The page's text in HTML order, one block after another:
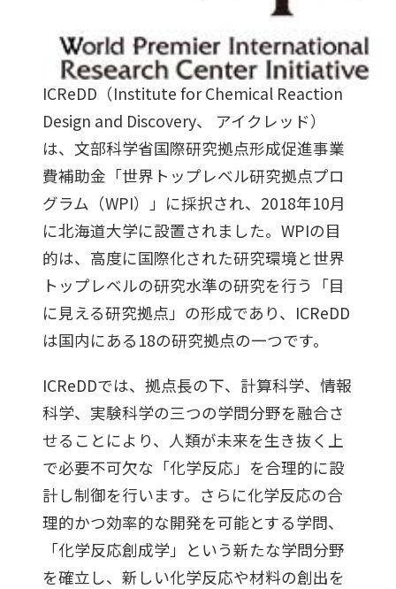
ICReDD（Institute for Chemical Reaction
Design and Discovery、 アイクレッド）
は、文部科学省国際研究拠点形成促進事業
費補助金「世界トップレベル研究拠点プロ
グラム（WPI）」に採択され、2018年10月
に北海道大学に設置されました。WPIの目
的は、高度に国際化された研究環境と世界
トップレベルの研究水準の研究を行う「目
に見える研究拠点」の形成であり、ICReDD
は国内にある18の研究拠点の一つです。
ICReDDでは、拠点長の下、計算科学、情報
科学、実験科学の三つの学問分野を融合さ
せることにより、人類が未来を生き抜く上
で必要不可欠な「化学反応」を合理的に設
計し制御を行います。さらに化学反応の合
理的かつ効率的な開発を可能とする学問、
「化学反応創成学」という新たな学問分野
を確立し、新しい化学反応や材料の創出を